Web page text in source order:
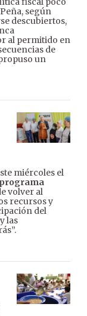
según
descubiertos,
al permitido en
de
un
miércoles el
programa
volver al
recursos y
del
y las